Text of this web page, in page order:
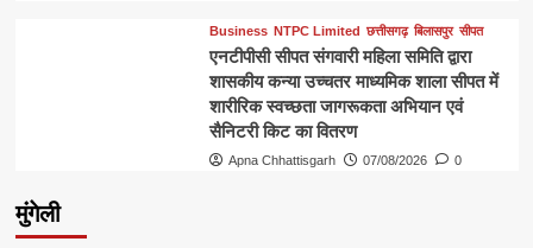
Business NTPC Limited छत्तीसगढ़ बिलासपुर सीपत
एनटीपीसी सीपत संगवारी महिला समिति द्वारा
शासकीय कन्या उच्चतर माध्यमिक शाला सीपत में
शारीरिक स्वच्छता जागरूकता अभियान एवं
सैनिटरी किट का वितरण
Apna Chhattisgarh 07/08/2026 0
मुंगेली